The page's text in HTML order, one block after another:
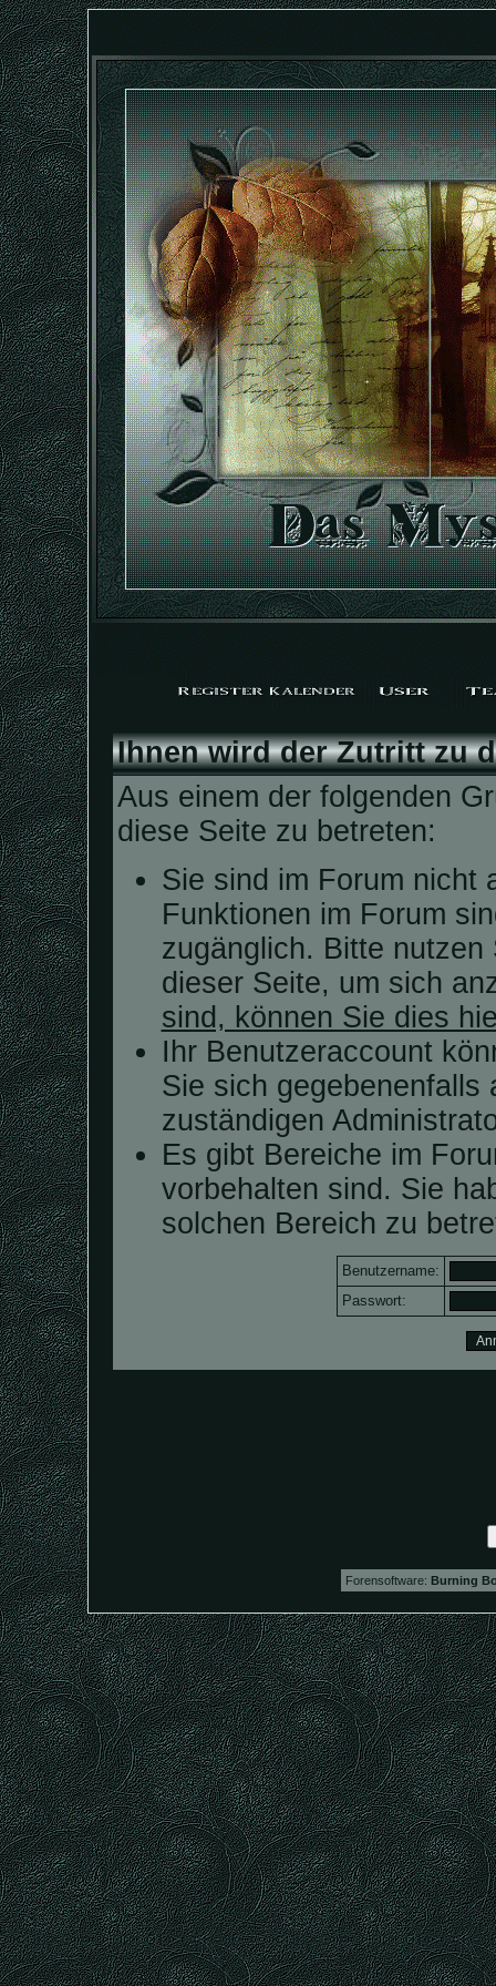
Ihnen wird der Zutritt zu
Aus einem der folgenden
diese Seite zu betreten:
Sie sind im Forum nicht
Funktionen im Forum
zugänglich. Bitte
dieser Seite, um sich
sind, können Sie dies
Ihr Benutzeraccount
Sie sich gegebenenfalls
zuständigen
Es gibt Bereiche im
vorbehalten sind. Sie
solchen Bereich zu
Benutzername:
Passwort:
Forensoftware: Burning